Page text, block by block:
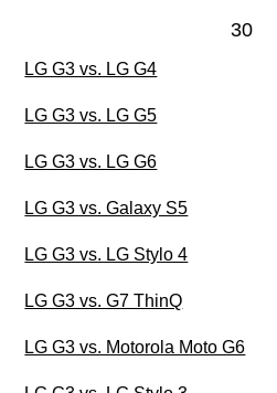
30
LG G3 vs. LG G4
LG G3 vs. LG G5
LG G3 vs. LG G6
LG G3 vs. Galaxy S5
LG G3 vs. LG Stylo 4
LG G3 vs. G7 ThinQ
LG G3 vs. Motorola Moto G6